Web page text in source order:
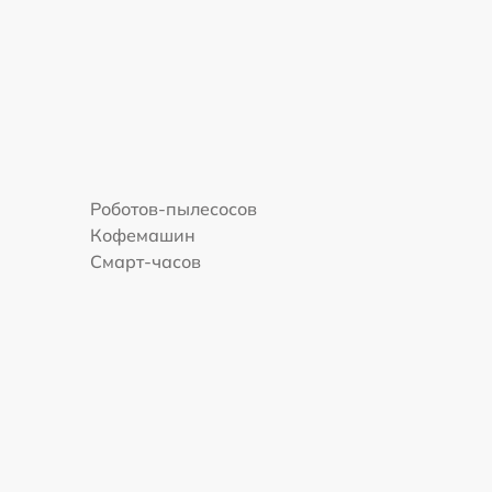
Роботов-пылесосов
Кофемашин
Смарт-часов